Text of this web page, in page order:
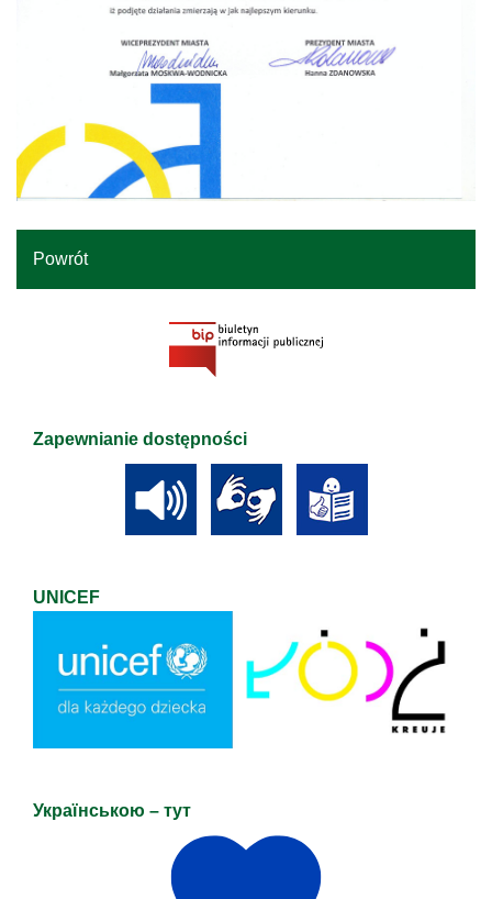
Powrót
Zapewnianie dostępności
UNICEF
Українською – тут